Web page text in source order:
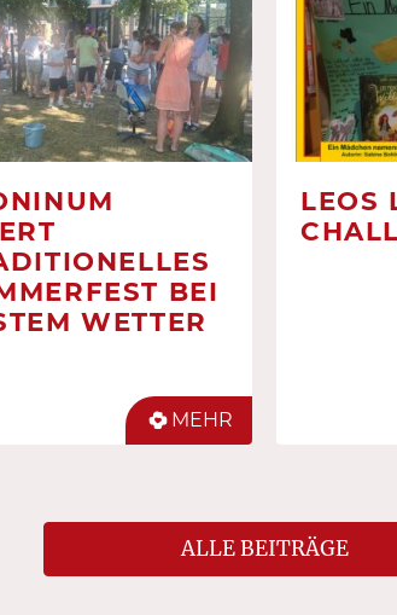
BEI
WETTER
MEHR
LEOS
ALLE BEITRÄGE